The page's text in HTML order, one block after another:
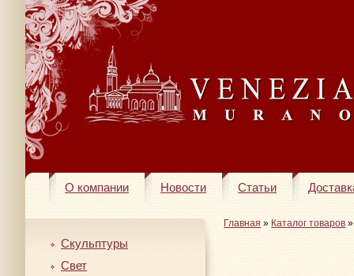
О компании Новости Статьи
Скульптуры
Свет
Главная » Каталог товаров